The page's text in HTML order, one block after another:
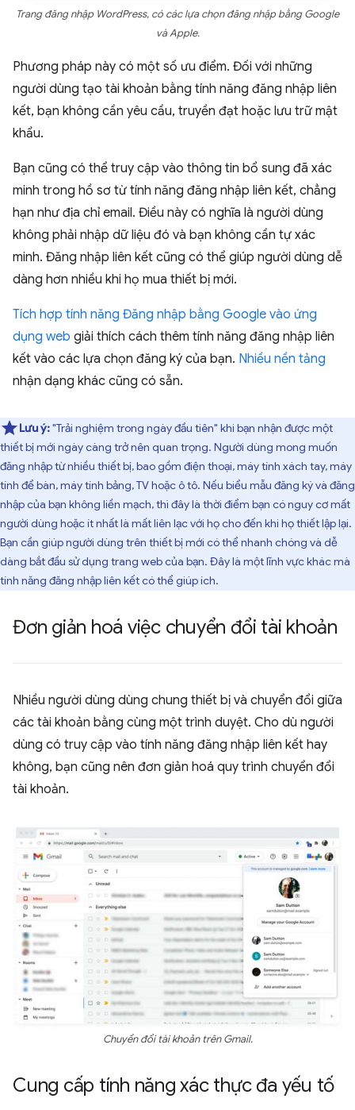
Trang đăng nhập WordPress, có các lựa chọn đăng nhập bằng Google
và Apple.
Phương pháp này có một số ưu điểm. Đối với những
người dùng tạo tài khoản bằng tính năng đăng nhập liên
kết, bạn không cần yêu cầu, truyền đạt hoặc lưu trữ mật
khẩu.
Bạn cũng có thể truy cập vào thông tin bổ sung đã xác
minh trong hồ sơ từ tính năng đăng nhập liên kết, chẳng
hạn như địa chỉ email. Điều này có nghĩa là người dùng
không phải nhập dữ liệu đó và bạn không cần tự xác
minh. Đăng nhập liên kết cũng có thể giúp người dùng dễ
dàng hơn nhiều khi họ mua thiết bị mới.
Tích hợp tính năng Đăng nhập bằng Google vào ứng
dụng web giải thích cách thêm tính năng đăng nhập liên
kết vào các lựa chọn đăng ký của bạn. Nhiều nền tảng
nhận dạng khác cũng có sẵn.
Lưu ý:"Trải nghiệm trong ngày đầu tiên" khi bạn nhận được một
thiết bị mới ngày càng trở nên quan trọng. Người dùng mong muốn
đăng nhập từ nhiều thiết bị, bao gồm điện thoại, máy tính xách tay, máy
tính để bàn, máy tính bảng, TV hoặc ô tô. Nếu biểu mẫu đăng ký và đăng
nhập của bạn không liền mạch, thì đây là thời điểm bạn có nguy cơ mất
người dùng hoặc ít nhất là mất liên lạc với họ cho đến khi họ thiết lập lại.
Bạn cần giúp người dùng trên thiết bị mới có thể nhanh chóng và dễ
dàng bắt đầu sử dụng trang web của bạn. Đây là một lĩnh vực khác mà
tính năng đăng nhập liên kết có thể giúp ích.
Đơn giản hoá việc chuyển đổi tài khoản
Nhiều người dùng dùng chung thiết bị và chuyển đổi giữa
các tài khoản bằng cùng một trình duyệt. Cho dù người
dùng có truy cập vào tính năng đăng nhập liên kết hay
không, bạn cũng nên đơn giản hoá quy trình chuyển đổi
tài khoản.
Chuyển đổi tài khoản trên Gmail.
Cung cấp tính năng xác thực đa yếu tố